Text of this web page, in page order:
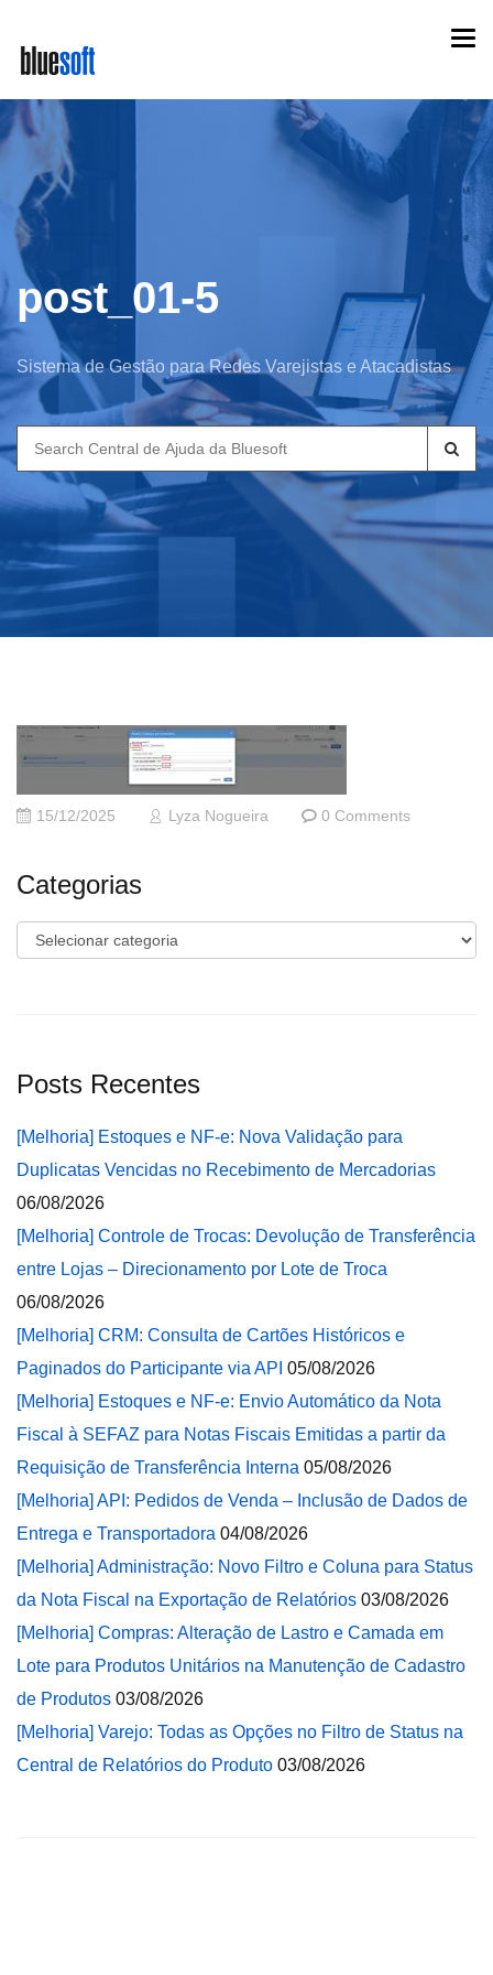
main
content
post_01-5
Sistema de Gestão para Redes Varejistas e Atacadistas
Search
for:
15/12/2025 Lyza Nogueira 0 Comments
Categorias
Categorias
Posts Recentes
[Melhoria] Estoques e NF-e: Nova Validação para
Duplicatas Vencidas no Recebimento de Mercadorias
06/08/2026
[Melhoria] Controle de Trocas: Devolução de Transferência
entre Lojas – Direcionamento por Lote de Troca
06/08/2026
[Melhoria] CRM: Consulta de Cartões Históricos e
Paginados do Participante via API 05/08/2026
[Melhoria] Estoques e NF-e: Envio Automático da Nota
Fiscal à SEFAZ para Notas Fiscais Emitidas a partir da
Requisição de Transferência Interna 05/08/2026
[Melhoria] API: Pedidos de Venda – Inclusão de Dados de
Entrega e Transportadora 04/08/2026
[Melhoria] Administração: Novo Filtro e Coluna para Status
da Nota Fiscal na Exportação de Relatórios 03/08/2026
[Melhoria] Compras: Alteração de Lastro e Camada em
Lote para Produtos Unitários na Manutenção de Cadastro
de Produtos 03/08/2026
[Melhoria] Varejo: Todas as Opções no Filtro de Status na
Central de Relatórios do Produto 03/08/2026